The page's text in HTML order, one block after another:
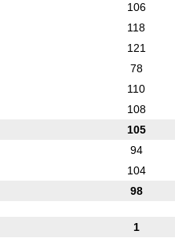
106
118
121
78
110
108
105
94
104
98
1